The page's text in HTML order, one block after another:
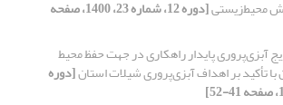
محیط‌زیستی [دوره 12، شماره 23، 1400، صفحه
آبزی‌‌پروری پایدار راهکاری در جهت حفظ محیط
تأکید بر اهداف آبزی‌پروری شیلات استان[دوره